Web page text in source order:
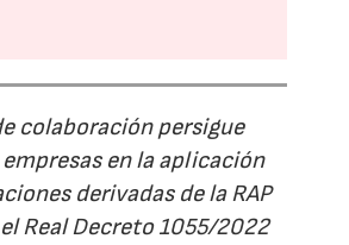
colaboración persigue
en la aplicación
derivadas de la RAP
Real Decreto 1055/2022